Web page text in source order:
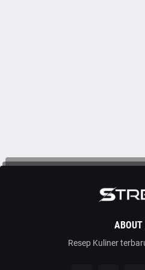
ABOUT
Resep Kuliner